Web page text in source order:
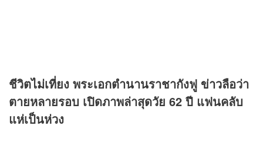
ชีวิตไม่เที่ยง พระเอกตำนานราชากังฟู ข่าวลือว่า
ตายหลายรอบ เปิดภาพล่าสุดวัย 62 ปี แฟนคลับ
แห่เป็นห่วง